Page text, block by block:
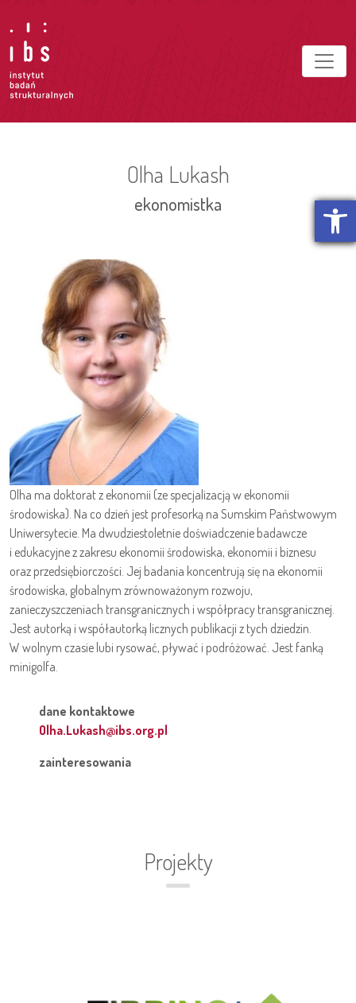
Otwórz
Olha Lukash
ekonomistka
Olha ma doktorat z ekonomii (ze specjalizacją w ekonomii
środowiska). Na co dzień jest profesorką na Sumskim Państwowym
Uniwersytecie. Ma dwudziestoletnie doświadczenie badawcze
i edukacyjne z zakresu ekonomii środowiska, ekonomii i biznesu
oraz przedsiębiorczości. Jej badania koncentrują się na ekonomii
środowiska, globalnym zrównoważonym rozwoju,
zanieczyszczeniach transgranicznych i współpracy transgranicznej.
Jest autorką i współautorką licznych publikacji z tych dziedzin.
W wolnym czasie lubi rysować, pływać i podróżować. Jest fanką
minigolfa.
dane kontaktowe
Olha.Lukash@ibs.org.pl
zainteresowania
Projekty